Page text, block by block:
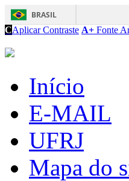
BRASIL
CAplicar Contraste A+ Fonte
Início
E-MAIL
UFRJ
Mapa do